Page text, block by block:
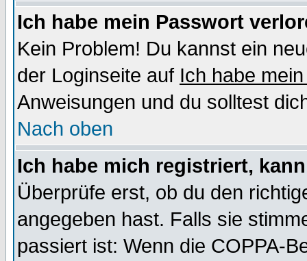
Ich habe mein Passwort
Kein Problem! Du kannst ein
der Loginseite auf Ich habe
Anweisungen und du solltest
Nach oben
Ich habe mich registriert,
Überprüfe erst, ob du den
angegeben hast. Falls sie
passiert ist: Wenn die COPPA-